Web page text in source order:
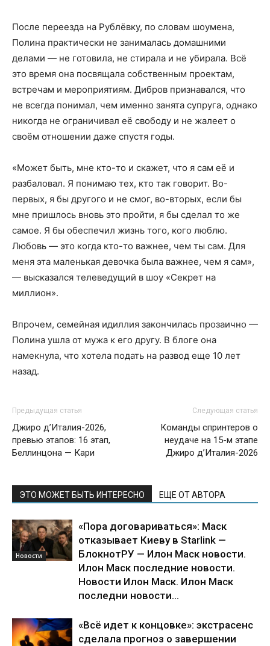
После переезда на Рублёвку, по словам шоумена,
Полина практически не занималась домашними
делами — не готовила, не стирала и не убирала. Всё
это время она посвящала собственным проектам,
встречам и мероприятиям. Дибров признавался, что
не всегда понимал, чем именно занята супруга, однако
никогда не ограничивал её свободу и не жалеет о
своём отношении даже спустя годы.
«Может быть, мне кто-то и скажет, что я сам её и
разбаловал. Я понимаю тех, кто так говорит. Во-
первых, я бы другого и не смог, во-вторых, если бы
мне пришлось вновь это пройти, я бы сделал то же
самое. Я бы обеспечил жизнь того, кого люблю.
Любовь — это когда кто-то важнее, чем ты сам. Для
меня эта маленькая девочка была важнее, чем я сам»,
— высказался телеведущий в шоу «Секрет на
миллион».
Впрочем, семейная идиллия закончилась прозаично —
Полина ушла от мужа к его другу. В блоге она
намекнула, что хотела подать на развод еще 10 лет
назад.
Предыдущая статья
Джиро д’Италия-2026,
превью этапов: 16 этап,
Беллинцона — Кари
Следующая статья
Команды спринтеров о
неудаче на 15-м этапе
Джиро д’Италия-2026
ЭТО МОЖЕТ БЫТЬ ИНТЕРЕСНО ЕЩЕ ОТ АВТОРА
Новости
«Пора договариваться»: Маск
отказывает Киеву в Starlink —
БлокнотРУ — Илон Маск новости.
Илон Маск последние новости.
Новости Илон Маск. Илон Маск
последни новости...
«Всё идет к концовке»: экстрасенс
сделала прогноз о завершении